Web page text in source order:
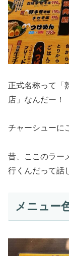
正式名称って「
店」なんだー！
チャーシューに
昔、ここのラー
行くんだって話
メニュー